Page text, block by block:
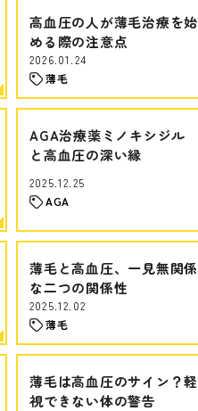
高血圧の人が薄毛治療を始
める際の注意点
2026.01.24
薄毛
AGA治療薬ミノキシジル
と高血圧の深い縁
2025.12.25
AGA
薄毛と高血圧、一見無関係
な二つの関係性
2025.12.02
薄毛
薄毛は高血圧のサイン？軽
視できない体の警告